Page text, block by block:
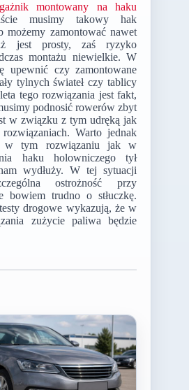
montowany na haku
musimy takowy hak
możemy zamontować nawet
jest prosty, zaś ryzyko
montażu niewielkie. W
upewnić czy zamontowane
tylnych świateł czy tablicy
tego rozwiązania jest fakt,
podnosić rowerów zbyt
w związku z tym udręką jak
Warto jednak
w tym rozwiązaniu jak w
haku holowniczego tył
wydłuży. W tej sytuacji
ostrożność przy
bowiem trudno o stłuczkę.
drogowe wykazują, że w
zużycie paliwa będzie